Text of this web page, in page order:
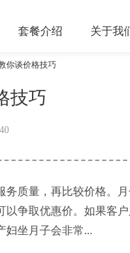
套餐介绍 关于我
你谈价格技巧
技巧
质量，再比较价格。
争取优惠价。如果客
妇坐月子会非常...